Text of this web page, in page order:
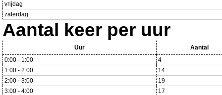
vrijdag
zaterdag
Aantal keer per uur
Uur
Aantal
0:00 - 1:00
4
1:00 - 2:00
14
2:00 - 3:00
19
3:00 - 4:00
17